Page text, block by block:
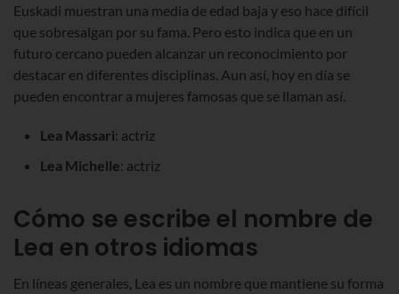
Euskadi muestran una media de edad baja y eso hace difícil
que sobresalgan por su fama. Pero esto indica que en un
futuro cercano pueden alcanzar un reconocimiento por
destacar en diferentes disciplinas. Aun así, hoy en día se
pueden encontrar a mujeres famosas que se llaman así.
Lea Massari: actriz
Lea Michelle: actriz
Cómo se escribe el nombre de
Lea en otros idiomas
En líneas generales, Lea es un nombre que mantiene su forma